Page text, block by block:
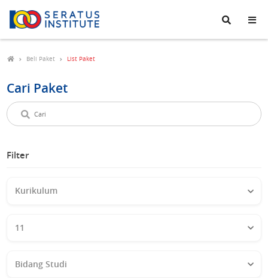
Seratus
Institute
Beli Paket List Paket
Cari Paket
Cari
paket
Filter
Studi